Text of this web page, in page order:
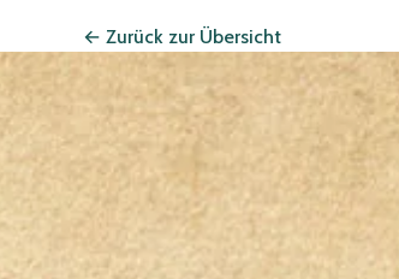
← Zurück zur Übersicht